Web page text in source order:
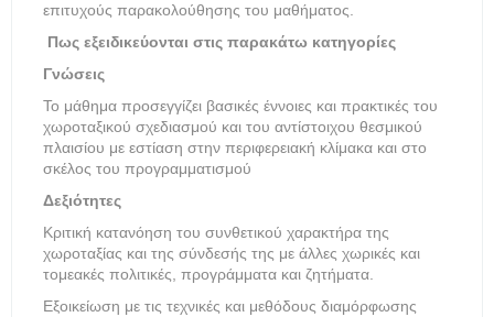
επιτυχούς παρακολούθησης του μαθήματος.
Πως εξειδικεύονται στις παρακάτω κατηγορίες
Γνώσεις
Το μάθημα προσεγγίζει βασικές έννοιες και πρακτικές του
χωροταξικού σχεδιασμού και του αντίστοιχου θεσμικού
πλαισίου με εστίαση στην περιφερειακή κλίμακα και στο
σκέλος του προγραμματισμού
Δεξιότητες
Κριτική κατανόηση του συνθετικού χαρακτήρα της
χωροταξίας και της σύνδεσής της με άλλες χωρικές και
τομεακές πολιτικές, προγράμματα και ζητήματα.
Εξοικείωση με τις τεχνικές και μεθόδους διαμόρφωσης